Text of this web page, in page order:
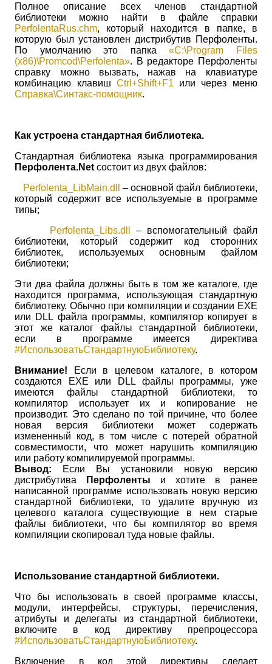
Полное описание всех членов стандартной
библиотеки можно найти в файле справки
PerfolentaRus.chm, который находится в папке, в
которую был установлен дистрибутив Перфоленты.
По умолчанию это папка«C:\Program Files
(x86)\Promcod\Perfolenta». В редакторе Перфоленты
справку можно вызвать, нажав на клавиатуре
комбинацию клавиш Ctrl +Shift+F1 или через меню
Справка\Синтакс-помощник.
Как устроена стандартная библиотека.
Стандартная библиотека языка программирования
Перфолента.Net состоит из двух файлов:
Perfolenta_LibMain.dll– основной файл библиотеки,
который содержит все используемые в программе
типы;
Perfolenta_Libs.dll– вспомогательный файл
библиотеки, который содержит код сторонних
библиотек, используемых основным файлом
библиотеки;
Эти два файла должны быть в том же каталоге, где
находится программа, использующая стандартную
библиотеку. Обычно при компиляции и создании EXE
или DLL файла программы, компилятор копирует в
этот же каталог файлы стандартной библиотеки,
если в программе имеется директива
#ИспользоватьСтандартнуюБиблиотеку.
Внимание! Если в целевом каталоге, в котором
создаются
EXE или DLL файлы программы, уже
имеются файлы стандартной библиотеки, то
компилятор использует их и копирование не
производит. Это сделано по той причине, что более
новая версия библиотеки может содержать
измененный код, в том числе с потерей обратной
совместимости, что может нарушить компиляцию
или работу компилируемой программы.
Вывод: Если Вы установили новую версию
дистрибутива
Перфоленты и хотите в ранее
написанной программе использовать новую версию
стандартной библиотеки, то удалите вручную из
целевого каталога существующие в нем старые
файлы библиотеки, что бы компилятор во время
компиляции скопировал туда новые файлы.
Использование стандартной библиотеки.
Что бы использовать в своей программе классы,
модули, интерфейсы, структуры, перечисления,
атрибуты и делегаты из стандартной библиотеки,
включите в код директиву препроцессора
#ИспользоватьСтандартнуюБиблиотеку.
Включение в код этой директивы сделает